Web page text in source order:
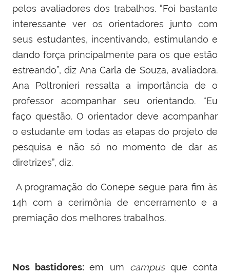
pelos avaliadores dos trabalhos. “Foi bastante
interessante ver os orientadores junto com
seus estudantes, incentivando, estimulando e
dando força principalmente para os que estão
estreando”, diz Ana Carla de Souza, avaliadora.
Ana Poltronieri ressalta a importância de o
professor acompanhar seu orientando. “Eu
faço questão. O orientador deve acompanhar
o estudante em todas as etapas do projeto de
pesquisa e não só no momento de dar as
diretrizes”, diz.
A programação do Conepe segue para fim às
14h com a cerimônia de encerramento e a
premiação dos melhores trabalhos.
Nos bastidores:em um campusque conta